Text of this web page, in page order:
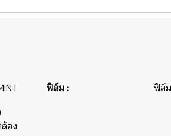
อง
ฟิล์ม : ฟิล์